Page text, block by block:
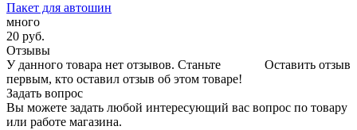
Пакет для автошин
много
20 руб.
Отзывы
Оставить отзыв
У данного товара нет отзывов. Станьте
первым, кто оставил отзыв об этом товаре!
Задать вопрос
Вы можете задать любой интересующий вас вопрос по товару
или работе магазина.